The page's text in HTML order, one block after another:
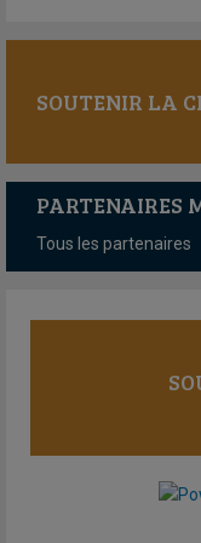
SOUTENIR LA
PARTENAIRES
Tous les partenaires